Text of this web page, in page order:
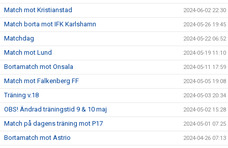
Match mot Kristianstad 2024-06-02 22:30
Match borta mot IFK Karlshamn 2024-05-26 19:45
Matchdag 2024-05-22 06:52
Match mot Lund 2024-05-19 11:10
Bortamatch mot Onsala 2024-05-11 17:59
Match mot Falkenberg FF 2024-05-05 19:08
Träning v.18 2024-05-03 20:34
OBS! Ändrad träningstid 9 & 10 maj 2024-05-02 15:28
Match på dagens träning mot P17 2024-05-01 07:25
Bortamatch mot Astrio 2024-04-26 07:13